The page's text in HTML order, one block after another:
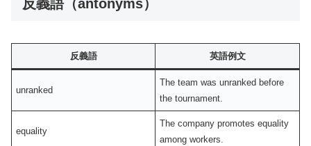
反義語（antonyms）
反義語 英語例文
unranked
The team was unranked before
the tournament.
equality
The company promotes equality
among workers.